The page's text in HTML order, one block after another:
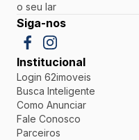
o seu lar
Siga-nos
Institucional
Login 62imoveis
Busca Inteligente
Como Anunciar
Fale Conosco
Parceiros